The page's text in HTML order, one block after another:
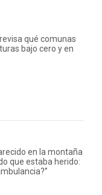
qué comunas
bajo cero y en
en la montaña
que estaba herido: